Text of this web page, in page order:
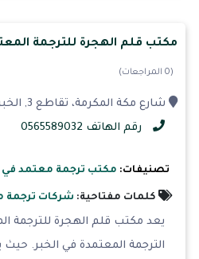
مكتب قلم الهجرة للترجمة
(0 المراجعات)
شارع مكة المكرمة، تقاطع 3, الخبر 31952
رقم الهاتف 0565589032
تصنيفات: مكتب ترجمة معتمد في
كلمات مفتاحية: شركات ترجمة
يعد مكتب قلم الهجرة للترجمة
الترجمة المعتمدة في الخبر.